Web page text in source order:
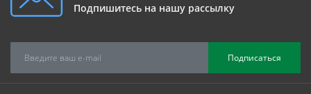
Подпишитесь на нашу рассылку
Подписаться